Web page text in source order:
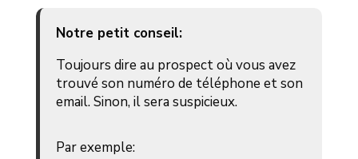
Notre petit conseil:
Toujours dire au prospect où vous avez
trouvé son numéro de téléphone et son
email. Sinon, il sera suspicieux.
Par exemple: